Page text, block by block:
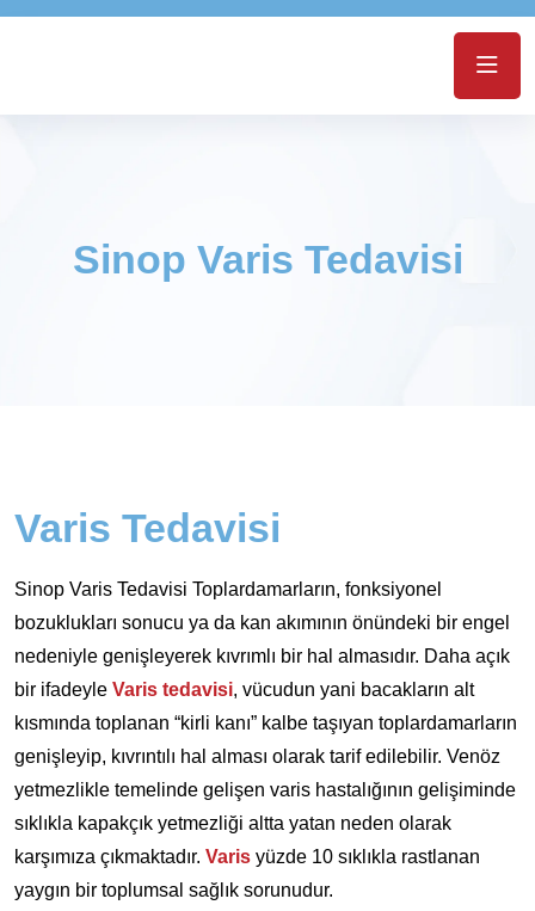
Sinop Varis Tedavisi
Varis Tedavisi
Sinop Varis Tedavisi Toplardamarların, fonksiyonel
bozuklukları sonucu ya da kan akımının önündeki bir engel
nedeniyle genişleyerek kıvrımlı bir hal almasıdır. Daha açık
bir ifadeyle Varis tedavisi, vücudun yani bacakların alt
kısmında toplanan “kirli kanı” kalbe taşıyan toplardamarların
genişleyip, kıvrıntılı hal alması olarak tarif edilebilir. Venöz
yetmezlikle temelinde gelişen varis hastalığının gelişiminde
sıklıkla kapakçık yetmezliği altta yatan neden olarak
karşımıza çıkmaktadır. Varis yüzde 10 sıklıkla rastlanan
yaygın bir toplumsal sağlık sorunudur.